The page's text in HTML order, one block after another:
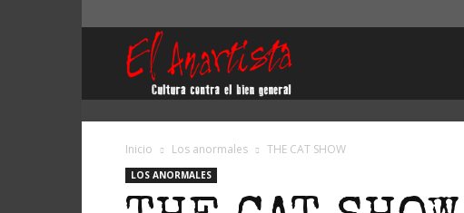
Inicio Los anormales THE CAT SHOW
LOS ANORMALES